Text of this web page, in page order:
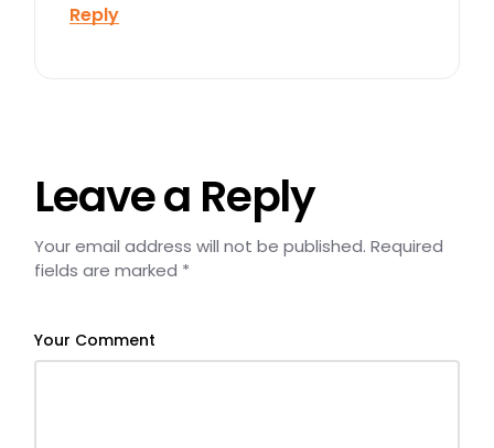
Reply
Leave a Reply
Your email address will not be published. Required
fields are marked *
Your Comment